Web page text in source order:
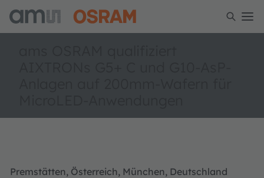
Premstätten, Österreich, München, Deutschland